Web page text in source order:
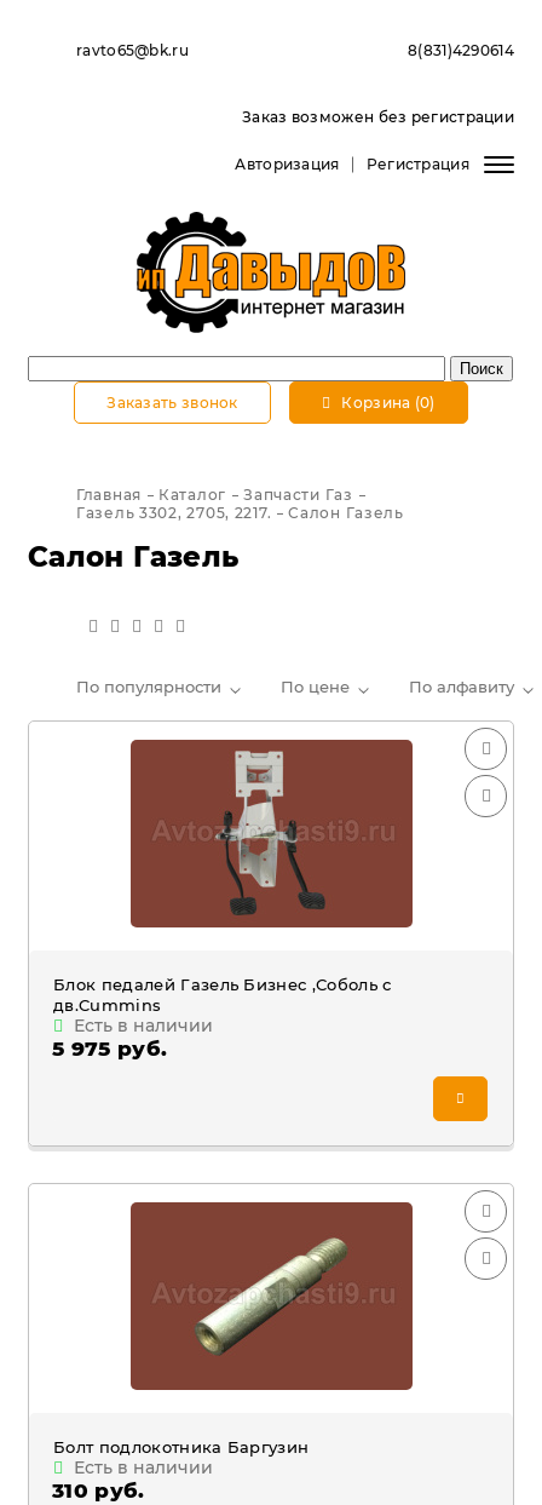
ravto65@bk.ru 8(831)4290614
Заказ возможен без регистрации
Авторизация Регистрация
Заказать звонок Корзина (0)
Главная Каталог
Запчасти Газ
Газель 3302, 2705, 2217.
Салон Газель
Салон Газель
По популярности По цене По алфавиту
Блок педалей Газель Бизнес ,Соболь с
дв.Cummins
Есть в наличии
5 975 руб.
Болт подлокотника Баргузин
Есть в наличии
310 руб.